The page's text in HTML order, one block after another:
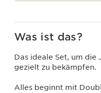
Was ist das?
Das ideale Set, um
gezielt zu bekämpfen.
Alles beginnt mit